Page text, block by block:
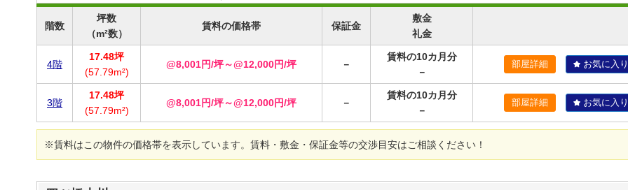
階数
坪数
（m²数）
賃料の価格帯 保証金
敷金
礼金
4階
17.48坪
(57.79m²)
@8,001円/坪～@12,000円/坪 －
賃料の10カ月分
－
部屋詳細 お気に入り
3階
17.48坪
(57.79m²)
@8,001円/坪～@12,000円/坪 －
賃料の10カ月分
－
部屋詳細 お気に入り
※賃料はこの物件の価格帯を表示しています。賃料・敷金・保証金等の交渉目安はご相談ください！